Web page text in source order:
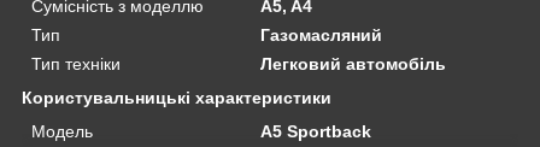
Сумісність з моделлю
A5, A4
Тип
Газомасляний
Тип техніки
Легковий автомобіль
Користувальницькі характеристики
Мoдель
A5 Sportback